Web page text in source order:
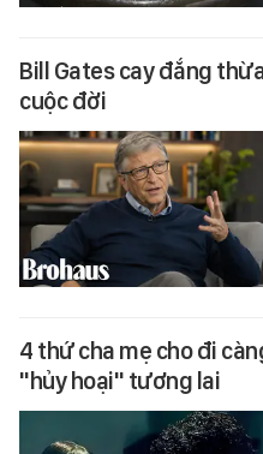
Bill Gates cay đắng
cuộc đời
4 thứ cha mẹ cho đi
"hủy hoại" tương lai